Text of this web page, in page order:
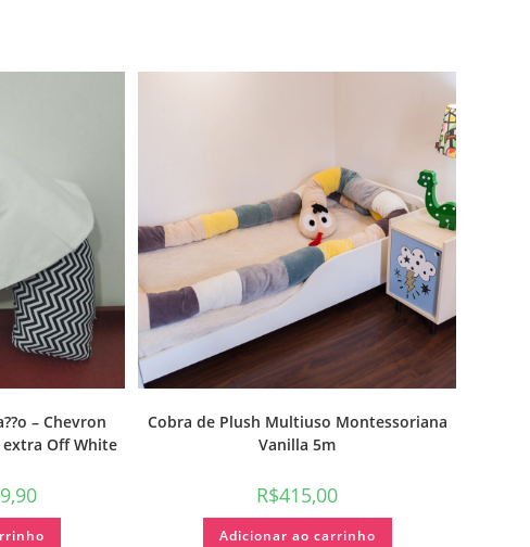
– Chevron
Off White
Cobra de Plush Multiuso Montessoriana
Vanilla 5m
R$415,00
Adicionar ao carrinho